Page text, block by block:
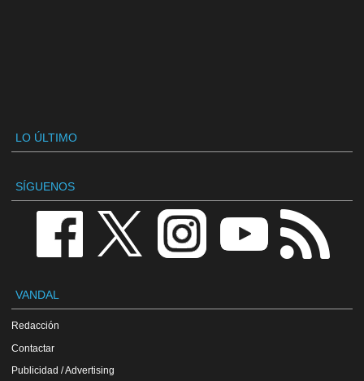
LO ÚLTIMO
SÍGUENOS
VANDAL
Redacción
Contactar
Publicidad / Advertising